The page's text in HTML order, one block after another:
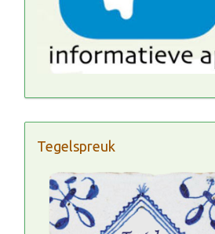
Tegelspreuk